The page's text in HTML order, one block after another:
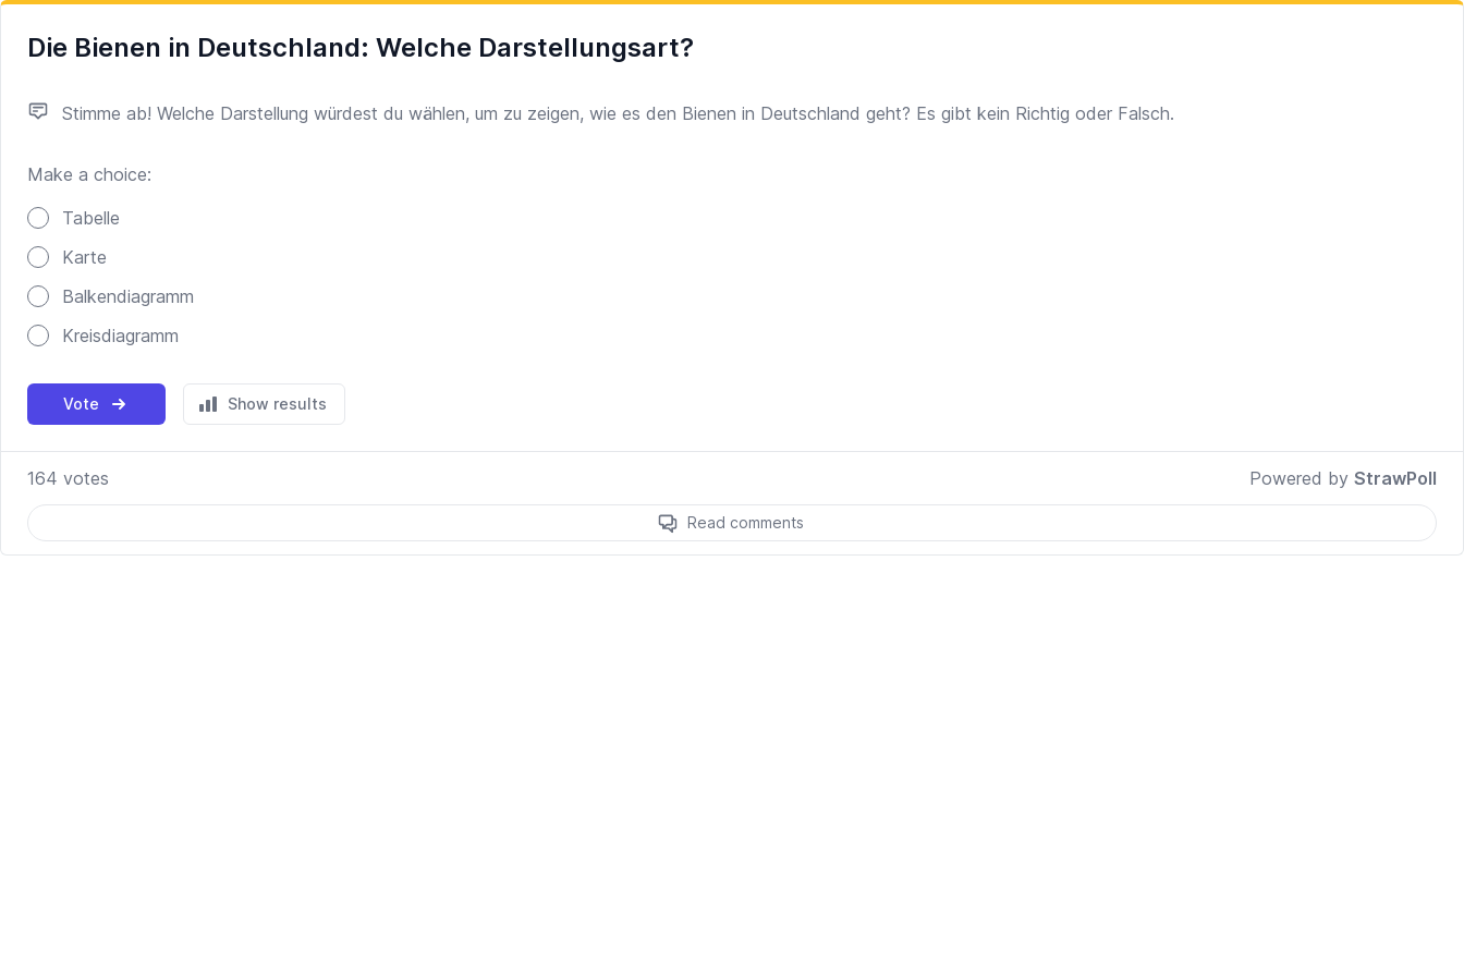
Die Bienen in Deutschland: Welche Darstellungsart?
Stimme ab! Welche Darstellung würdest du wählen, um zu zeigen, wie es den Bienen in Deutschland geht? Es gibt kein Richtig oder Falsch.
Make a choice:
Tabelle
Karte
Balkendiagramm
Kreisdiagramm
Vote Show results
164 votes Powered by StrawPoll
Read comments